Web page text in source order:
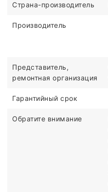
Страна-производитель
Производитель
Представитель,
ремонтная организация
Гарантийный срок
Обратите внимание